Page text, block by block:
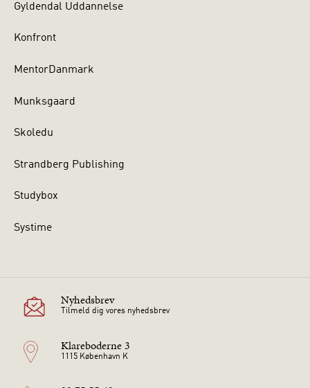
Gyldendal Uddannelse
Konfront
MentorDanmark
Munksgaard
Skoledu
Strandberg Publishing
Studybox
Systime
Nyhedsbrev
Tilmeld dig vores nyhedsbrev
Klareboderne 3
1115 København K